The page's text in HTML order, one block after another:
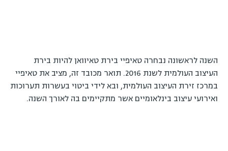
השנה לראשונה נבחרה טאיפיי בירת טאיוואן להיות בירת
העיצוב העולמית לשנת 2016. תואר מכובד זה, מציב את טאיפיי
במרכז זירת העיצוב העולמית, ובא לידי ביטוי בעשרות תערוכות
ואירועי עיצוב בינלאומיים אשר מתקיימים בה לאורך השנה.